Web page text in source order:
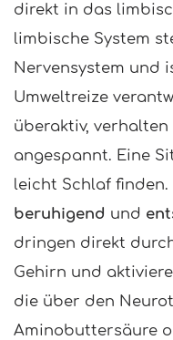
direkt in das
limbische System
Nervensystem und
Umweltreize
überaktiv,
angespannt. Eine
leicht Schlaf
beruhigend und
dringen direkt
Gehirn und
die über den
Aminobuttersäure